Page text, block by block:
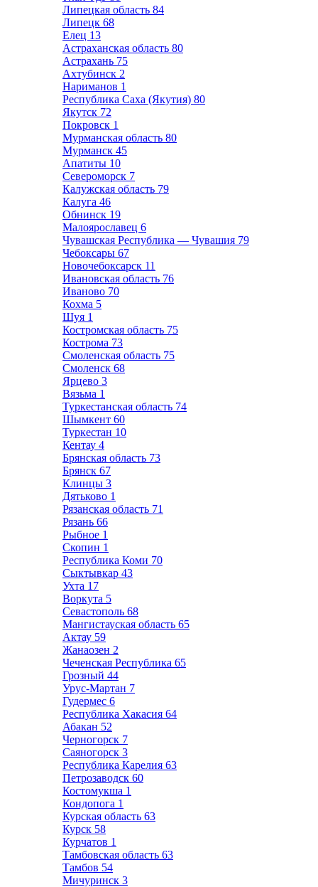
Липецкая область 84
Липецк 68
Елец 13
Астраханская область 80
Астрахань 75
Ахтубинск 2
Нариманов 1
Республика Саха (Якутия) 80
Якутск 72
Покровск 1
Мурманская область 80
Мурманск 45
Апатиты 10
Североморск 7
Калужская область 79
Калуга 46
Обнинск 19
Малоярославец 6
Чувашская Республика — Чувашия 79
Чебоксары 67
Новочебоксарск 11
Ивановская область 76
Иваново 70
Кохма 5
Шуя 1
Костромская область 75
Кострома 73
Смоленская область 75
Смоленск 68
Ярцево 3
Вязьма 1
Туркестанская область 74
Шымкент 60
Туркестан 10
Кентау 4
Брянская область 73
Брянск 67
Клинцы 3
Дятьково 1
Рязанская область 71
Рязань 66
Рыбное 1
Скопин 1
Республика Коми 70
Сыктывкар 43
Ухта 17
Воркута 5
Севастополь 68
Мангистауская область 65
Актау 59
Жанаозен 2
Чеченская Республика 65
Грозный 44
Урус-Мартан 7
Гудермес 6
Республика Хакасия 64
Абакан 52
Черногорск 7
Саяногорск 3
Республика Карелия 63
Петрозаводск 60
Костомукша 1
Кондопога 1
Курская область 63
Курск 58
Курчатов 1
Тамбовская область 63
Тамбов 54
Мичуринск 3